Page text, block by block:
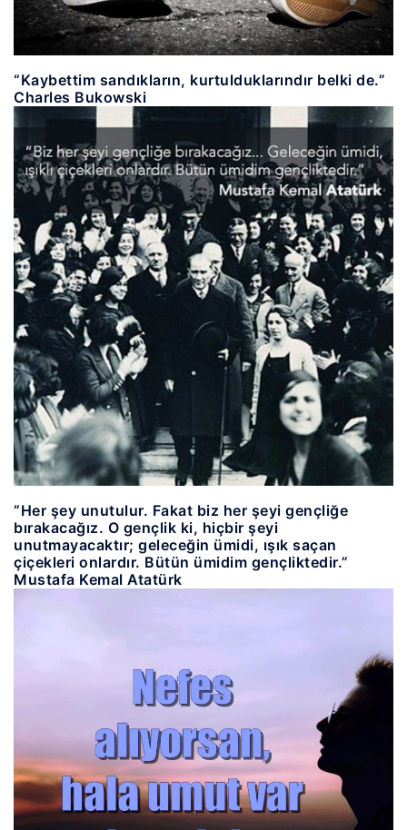
“Kaybettim sandıkların, kurtulduklarındır belki de.”
Charles Bukowski
“Her şey unutulur. Fakat biz her şeyi gençliğe
bırakacağız. O gençlik ki, hiçbir şeyi
unutmayacaktır; geleceğin ümidi, ışık saçan
çiçekleri onlardır. Bütün ümidim gençliktedir.”
Mustafa Kemal Atatürk